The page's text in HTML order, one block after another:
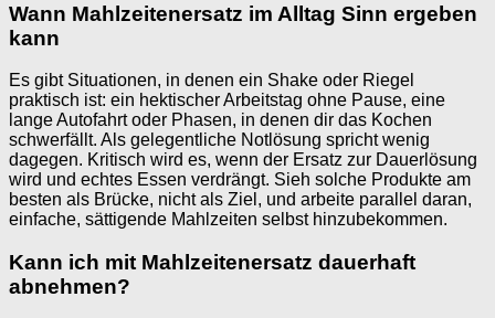
Wann Mahlzeitenersatz im Alltag Sinn ergeben
kann
Es gibt Situationen, in denen ein Shake oder Riegel
praktisch ist: ein hektischer Arbeitstag ohne Pause, eine
lange Autofahrt oder Phasen, in denen dir das Kochen
schwerfällt. Als gelegentliche Notlösung spricht wenig
dagegen. Kritisch wird es, wenn der Ersatz zur Dauerlösung
wird und echtes Essen verdrängt. Sieh solche Produkte am
besten als Brücke, nicht als Ziel, und arbeite parallel daran,
einfache, sättigende Mahlzeiten selbst hinzubekommen.
Kann ich mit Mahlzeitenersatz dauerhaft
abnehmen?